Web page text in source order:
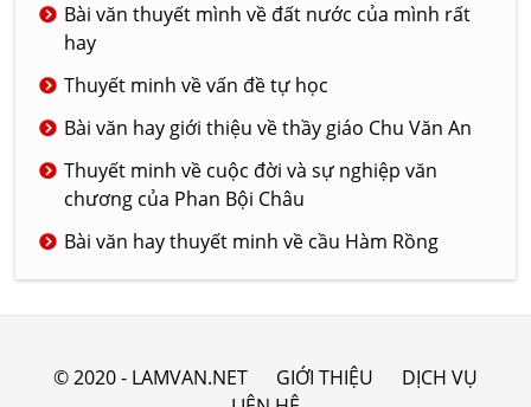
Bài văn thuyết mình về đất nước của mình rất
hay
Thuyết minh về vấn đề tự học
Bài văn hay giới thiệu về thầy giáo Chu Văn An
Thuyết minh về cuộc đời và sự nghiệp văn
chương của Phan Bội Châu
Bài văn hay thuyết minh về cầu Hàm Rồng
© 2020 - LAMVAN.NET GIỚI THIỆU
DỊCH VỤ